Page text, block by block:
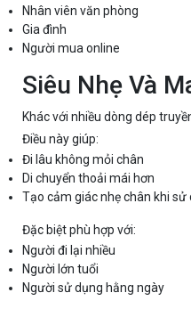
Nhân viên văn phòng
Gia đình
Người mua online
Siêu Nhẹ Và
Khác với nhiều dòng dép
Điều này giúp:
Đi lâu không mỏi chân
Di chuyển thoải mái hơn
Tạo cảm giác nhẹ chân khi sử
Đặc biệt phù hợp với:
Người đi lại nhiều
Người lớn tuổi
Người sử dụng hằng ngày